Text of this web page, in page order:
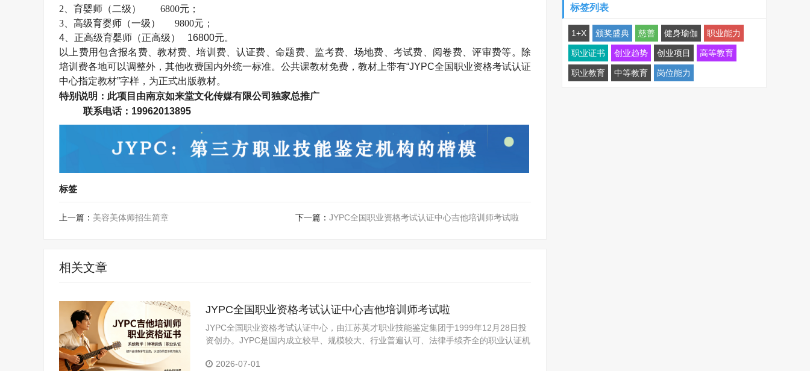
2 、育婴师（二级） 6800元；
3 、高级育婴师（一级） 9800元；
4 、正高级育婴师（正高级） 16800元。
以上费用包含报名费、教材费、培训费、认证费、命题费、监考费、场地费、考试费、阅卷费、评审费等。除
培训费各地可以调整外，其他收费国内外统一标准。公共课教材免费，教材上带有“JYPC全国职业资格考试认证
中心指定教材”字样，为正式出版教材。
特别说明：此项目由南京如来堂文化传媒有限公司独家总推广
联系电话： 19962013895
标签
上一篇： 美容美体师招生简章 下一篇： JYPC全国职业资格考试认证中心吉他培训师考试啦
相关文章
JYPC全国职业资格考试认证中心吉他培训师考试啦
JYPC全国职业资格考试认证中心，由江苏英才职业技能鉴定集团于1999年12月28日投
资创办。JYPC是国内成立较早、规模较大、行业普遍认可、法律手续齐全的职业认证机
2026-07-01
标签列表
1+X 颁奖盛典 慈善 健身瑜伽 职业能力
职业证书 创业趋势 创业项目 高等教育
职业教育 中等教育 岗位能力